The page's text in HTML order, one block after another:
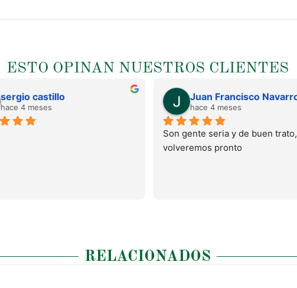
ESTO OPINAN NUESTROS CLIENTES
sergio castillo
hace 4 meses hace 4 meses
Son gente seria y de buen trato,
volveremos pronto
RELACIONADOS